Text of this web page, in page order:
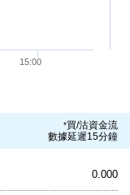
*買/沽資金流
數據延遲15分鐘
0.000